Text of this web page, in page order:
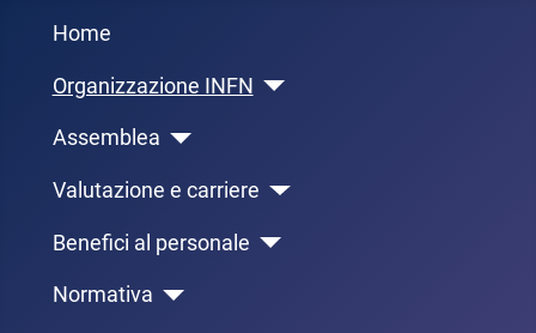
Home
Organizzazione INFN
Assemblea
Valutazione e carriere
Benefici al personale
Normativa